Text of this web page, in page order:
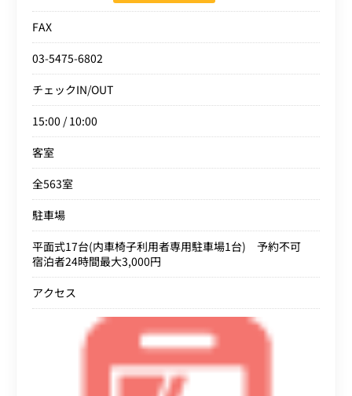
FAX
03-5475-6802
チェックIN/OUT
15:00 / 10:00
客室
全563室
駐車場
平面式17台(内車椅子利用者専用駐車場1台) 予約不可
宿泊者24時間最大3,000円
アクセス